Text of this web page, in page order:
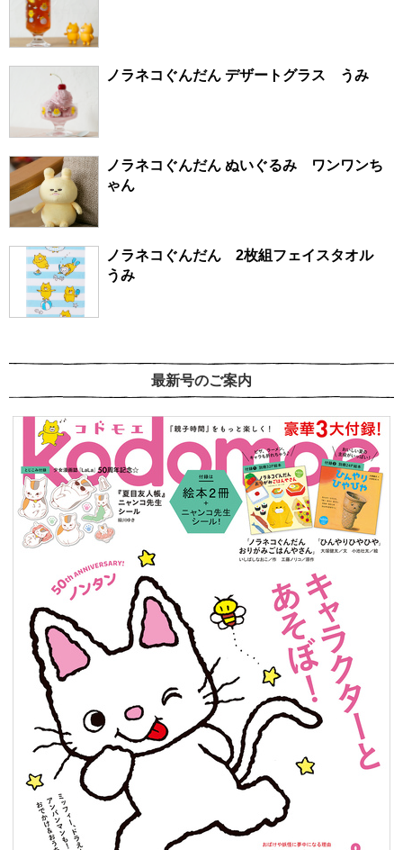
ノラネコぐんだん デザートグラス うみ
ノラネコぐんだん ぬいぐるみ ワンワンち
ゃん
ノラネコぐんだん 2枚組フェイスタオル
うみ
最新号のご案内